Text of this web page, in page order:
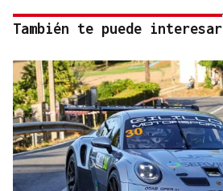
También te puede interesar